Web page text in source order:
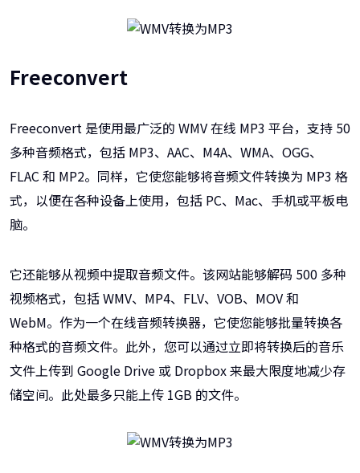
Freeconvert
Freeconvert 是使用最广泛的 WMV 在线 MP3 平台，支持 50
多种音频格式，包括 MP3、AAC、M4A、WMA、OGG、
FLAC 和 MP2。同样，它使您能够将音频文件转换为 MP3 格
式，以便在各种设备上使用，包括 PC、Mac、手机或平板电
脑。
它还能够从视频中提取音频文件。该网站能够解码 500 多种
视频格式，包括 WMV、MP4、FLV、VOB、MOV 和
WebM。作为一个在线音频转换器，它使您能够批量转换各
种格式的音频文件。此外，您可以通过立即将转换后的音乐
文件上传到 Google Drive 或 Dropbox 来最大限度地减少存
储空间。此处最多只能上传 1GB 的文件。